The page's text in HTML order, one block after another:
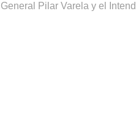
Pilar Varela y el